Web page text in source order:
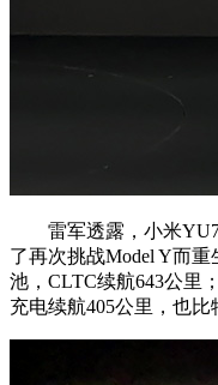
雷军透露，小米YU7
了再次挑战Model Y而
池，CLTC续航643公里
充电续航405公里，也比